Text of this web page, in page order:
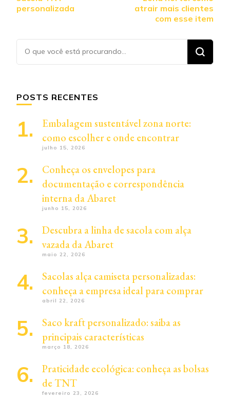
personalizada
atrair mais clientes
com esse item
Procurando
algo?
POSTS RECENTES
Embalagem sustentável zona norte:
como escolher e onde encontrar
julho 15, 2026
Conheça os envelopes para
documentação e correspondência
interna da Abaret
junho 15, 2026
Descubra a linha de sacola com alça
vazada da Abaret
maio 22, 2026
Sacolas alça camiseta personalizadas:
conheça a empresa ideal para comprar
abril 22, 2026
Saco kraft personalizado: saiba as
principais características
março 18, 2026
Praticidade ecológica: conheça as bolsas
de TNT
fevereiro 23, 2026